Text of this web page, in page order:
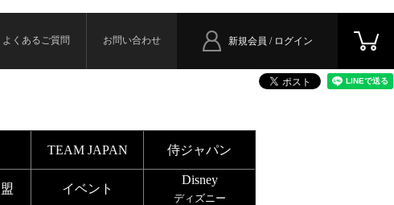
新規会員 / ログイン
よくあるご質問 お問い合わせ
TEAM JAPAN 侍ジャパン
イベント
Disney
ディズニー